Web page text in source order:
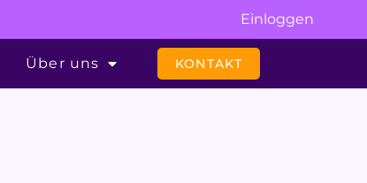
Einloggen
Über uns KONTAKT